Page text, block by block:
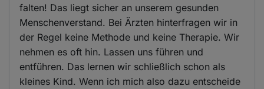
falten! Das liegt sicher an unserem gesunden
Menschenverstand. Bei Ärzten hinterfragen wir in
der Regel keine Methode und keine Therapie. Wir
nehmen es oft hin. Lassen uns führen und
entführen. Das lernen wir schließlich schon als
kleines Kind. Wenn ich mich also dazu entscheide